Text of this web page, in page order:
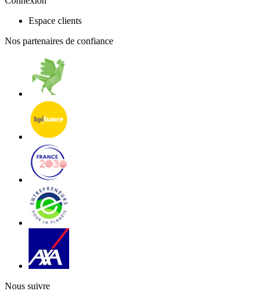
Espace clients
Nos partenaires de confiance
Nous suivre